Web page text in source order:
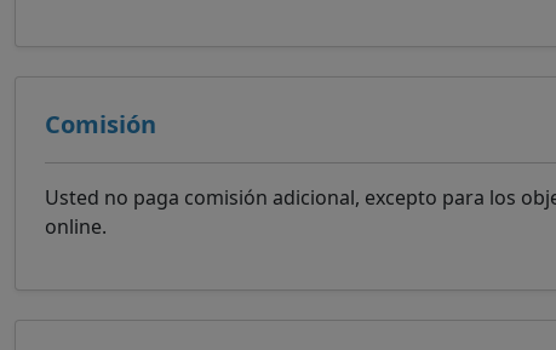
Comisión
Usted no paga comisión adicional, excepto para los
online.